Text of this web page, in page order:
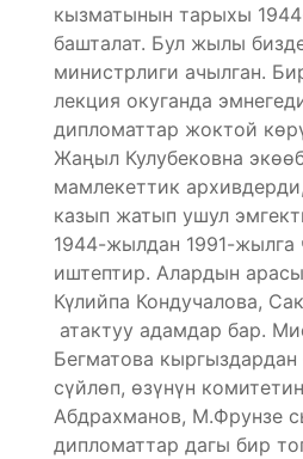
кызматынын тарыхы
башталат. Бул жылы
министрлиги ачылган.
лекция окуганда
дипломаттар жоктой
Жаңыл Кулубековна
мамлекеттик
казып жатып ушул
1944-жылдан 1991-
иштептир. Алардын
Күлийпа Кондучалова,
атактуу адамдар бар.
Бегматова
сүйлөп, өзүнүн
Абдрахманов, М.Фрунзе
дипломаттар дагы бир